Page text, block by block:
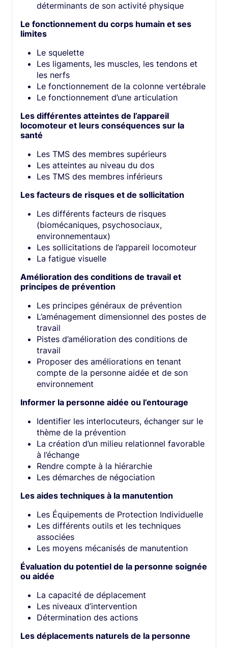
déterminants de son activité physique
Le fonctionnement du corps humain et ses
limites
Le squelette
Les ligaments, les muscles, les tendons et
les nerfs
Le fonctionnement de la colonne vertébrale
Le fonctionnement d’une articulation
Les différentes atteintes de l’appareil
locomoteur et leurs conséquences sur la
santé
Les TMS des membres supérieurs
Les atteintes au niveau du dos
Les TMS des membres inférieurs
Les facteurs de risques et de sollicitation
Les différents facteurs de risques
(biomécaniques, psychosociaux,
environnementaux)
Les sollicitations de l’appareil locomoteur
La fatigue visuelle
Amélioration des conditions de travail et
principes de prévention
Les principes généraux de prévention
L’aménagement dimensionnel des postes de
travail
Pistes d’amélioration des conditions de
travail
Proposer des améliorations en tenant
compte de la personne aidée et de son
environnement
Informer la personne aidée ou l’entourage
Identifier les interlocuteurs, échanger sur le
thème de la prévention
La création d’un milieu relationnel favorable
à l’échange
Rendre compte à la hiérarchie
Les démarches de négociation
Les aides techniques à la manutention
Les Équipements de Protection Individuelle
Les différents outils et les techniques
associées
Les moyens mécanisés de manutention
Évaluation du potentiel de la personne soignée
ou aidée
La capacité de déplacement
Les niveaux d’intervention
Détermination des actions
Les déplacements naturels de la personne